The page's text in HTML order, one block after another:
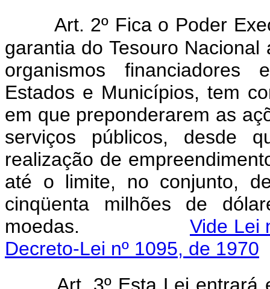
Art. 2º Fica o Poder
garantia do Tesouro
organismos financiadores
Estados e Municípios, tem
em que preponderarem as
serviços públicos, desde
realização de
até o limite, no conjunto,
cinqüenta milhões de
moedas. Vide Lei
Decreto-Lei nº 1095, de 1970